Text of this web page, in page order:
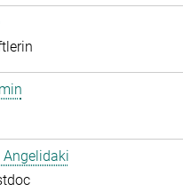
Angelidaki